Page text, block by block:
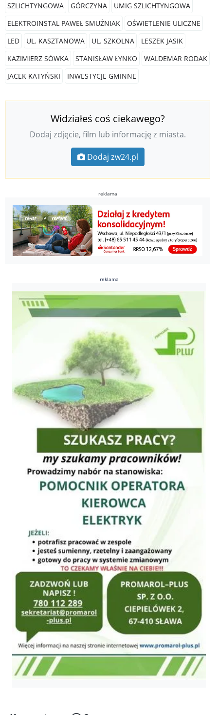
SZLICHTYNGOWA GÓRCZYNA
UMIG SZLICHTYNGOWA
ELEKTROINSTAL PAWEŁ SMUŻNIAK
OŚWIETLENIE ULICZNE
LED
UL. KASZTANOWA UL. SZKOLNA
LESZEK JASIK
KAZIMIERZ SÓWKA
STANISŁAW ŁYNKO
WALDEMAR RODAK
JACEK KATYŃSKI
INWESTYCJE GMINNE
Widziałeś coś ciekawego?
Dodaj zdjęcie, film lub informację z miasta.
Dodaj zw24.pl
reklama
reklama